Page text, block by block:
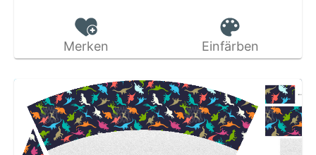
Merken Einfärben